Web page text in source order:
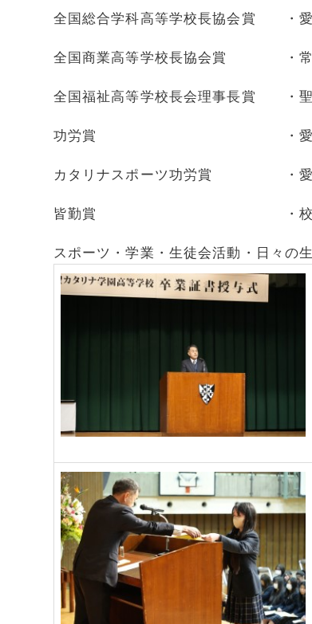
全国総合学科高等学校長協会賞 ・愛
全国商業高等学校長協会賞 ・常
全国福祉高等学校長会理事長賞 ・聖
功労賞 ・愛媛県高等学
カタリナスポーツ功労賞 ・愛媛
皆勤賞
スポーツ・学業・生徒会活動・日々の